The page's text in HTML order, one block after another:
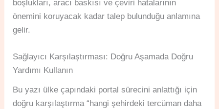
boşlukları, aracı baskısı ve çeviri hatalarının
önemini koruyacak kadar talep bulunduğu anlamına
gelir.
Sağlayıcı Karşılaştırması: Doğru Aşamada Doğru
Yardımı Kullanın
Bu yazı ülke çapındaki portal sürecini anlattığı için
doğru karşılaştırma “hangi şehirdeki tercüman daha